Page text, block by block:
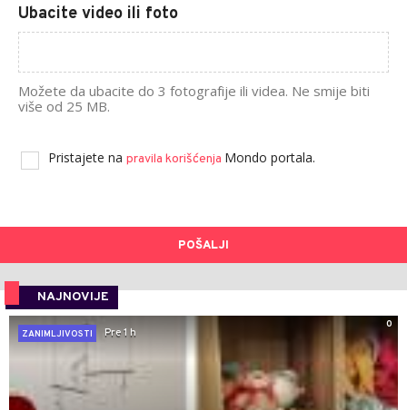
Ubacite video ili foto
Možete da ubacite do 3 fotografije ili videa. Ne smije biti
više od 25 MB.
Pristajete na pravila korišćenja Mondo portala.
POŠALJI
NAJNOVIJE
0
ZANIMLJIVOSTI
Pre 1 h